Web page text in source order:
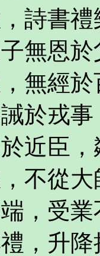
詩書
無恩
無經
於戎
近臣
，不從
，受
，升